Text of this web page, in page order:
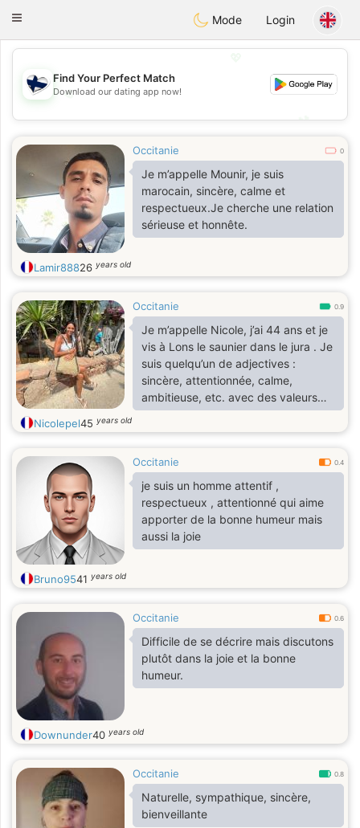
SuomenTreffit
Toggle
Mode Login
💖
💕
Find Your Perfect Match
Download our dating app now!
Occitanie 0
Je m’appelle Mounir, je suis
marocain, sincère, calme et
respectueux.Je cherche une relation
sérieuse et honnête.
Lamir88826 years old
Occitanie 0.9
Je m’appelle Nicole, j’ai 44 ans et je
vis à Lons le saunier dans le jura . Je
suis quelqu’un de adjectives :
sincère, attentionnée, calme,
ambitieuse, etc. avec des valeurs
solides et l’envie de construire une
relation basée sur la confiance, le
artiste peintre, ce qui me passionne,
mais je pense qu’il est aussi
important de savoir équilibrer sa vie
professionnelle et personnelle.
J’aime lire, voyager, cuisiner, faire
des randonnées, aller au théâtre,
Nicolepel45 years old
Occitanie 0.4
je suis un homme attentif ,
respectueux , attentionné qui aime
apporter de la bonne humeur mais
aussi la joie
Bruno9541 years old
Occitanie 0.6
Difficile de se décrire mais discutons
plutôt dans la joie et la bonne
humeur.
Downunder40 years old
Occitanie 0.8
Naturelle, sympathique, sincère,
bienveillante